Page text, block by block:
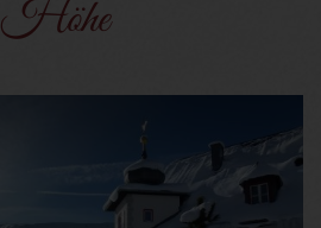
Höhe